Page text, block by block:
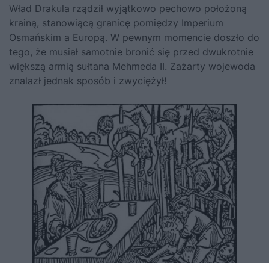
Wład Drakula rządził wyjątkowo pechowo położoną
krainą, stanowiącą granicę pomiędzy Imperium
Osmańskim a Europą. W pewnym momencie doszło do
tego, że musiał samotnie bronić się przed dwukrotnie
większą armią sułtana Mehmeda II. Zażarty wojewoda
znalazł jednak sposób i zwyciężył!